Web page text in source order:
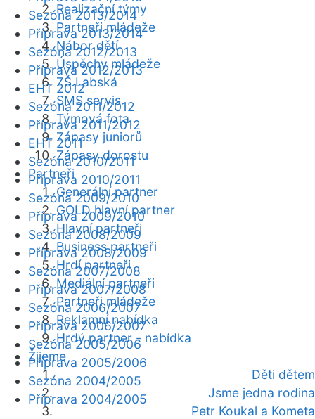
Realizační týmy
Partneři mládeže
Nábor dětí
Úspěchy mládeže
ZŠ Labská
SMS servis
Týmová fota
Zápasy juniorů
Zápasy dorostu
Partneři
Generální partner
GOLD hlavní partner
Hlavní partneři
Business partneři
Hrdí partneři
Mediální partneři
Partneři mládeže
Reklamní nabídka
Hrdý partner - nabídka
Žijeme
Děti dětem
Jsme jedna rodina
Petr Koukal a Kometa
Sezóna 2013/2014
Příprava 2013/2014
Sezóna 2012/2013
Příprava 2012/2013
EHT 2012
Sezóna 2011/2012
Příprava 2011/2012
EHT 2011
Sezóna 2010/2011
Příprava 2010/2011
Sezóna 2009/2010
Příprava 2009/2010
Sezóna 2008/2009
Příprava 2008/2009
Sezóna 2007/2008
Příprava 2007/2008
Sezóna 2006/2007
Příprava 2006/2007
Sezóna 2005/2006
Příprava 2005/2006
Sezóna 2004/2005
Příprava 2004/2005